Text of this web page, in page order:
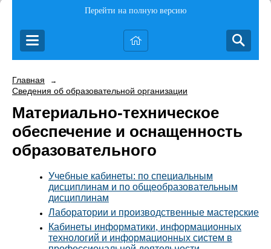
Перейти на полную версию
Главная →
Сведения об образовательной организации
Материально-техническое
обеспечение и оснащенность
образовательного
Учебные кабинеты: по специальным
дисциплинам и по общеобразовательным
дисциплинам
Лаборатории и производственные мастерские
Кабинеты информатики, информационных
технологий и информационных систем в